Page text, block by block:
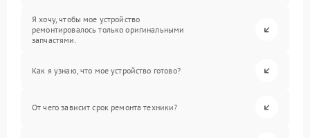
Я хочу, чтобы мое устройство
ремонтировалось только оригинальными
запчастями.
Как я узнаю, что мое устройство готово?
От чего зависит срок ремонта техники?